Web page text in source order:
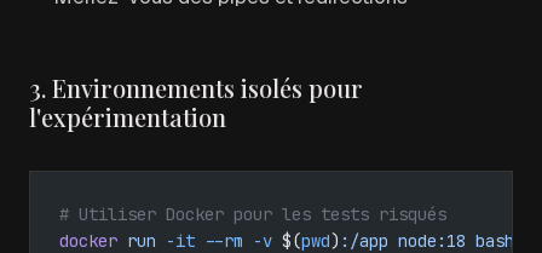
3. Environnements isolés pour
l'expérimentation
# Utiliser Docker pour les tests risqués
docker run -it --rm -v $(pwd) :/app node:18 bash